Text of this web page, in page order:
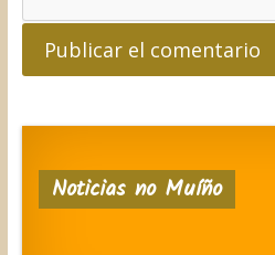
Noticias no Muíño